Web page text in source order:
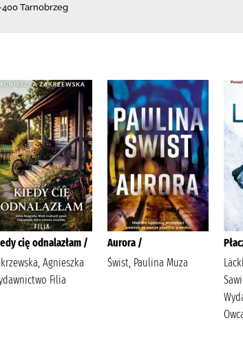
Tarnobrzeg
cię odnalazłam /
Agnieszka
Filia
Aurora /
Świst, Paulina Muza